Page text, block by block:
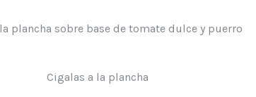
plancha sobre base de tomate dulce y puerro
Cigalas a la plancha